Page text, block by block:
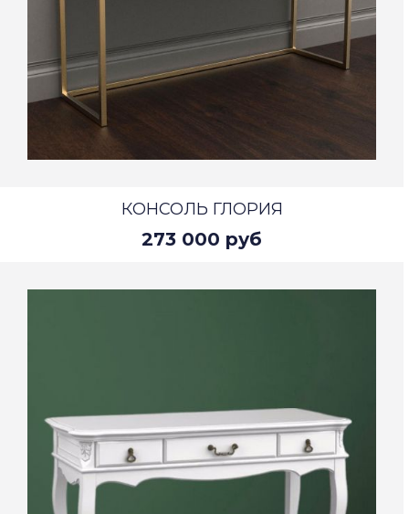
КОНСОЛЬ ГЛОРИЯ
273 000 руб